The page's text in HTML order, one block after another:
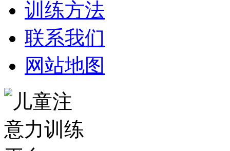
训练方法
联系我们
网站地图